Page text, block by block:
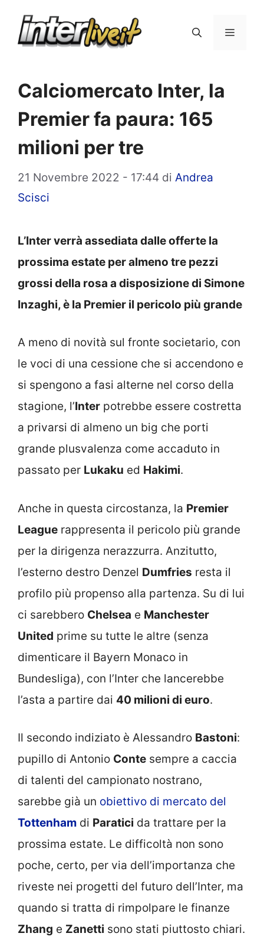
Menu
Calciomercato Inter, la
Premier fa paura: 165
milioni per tre
21 Novembre 2022 - 17:44 di Andrea
Scisci
L’Inter verrà assediata dalle offerte la
prossima estate per almeno tre pezzi
grossi della rosa a disposizione di Simone
Inzaghi, è la Premier il pericolo più grande
A meno di novità sul fronte societario, con
le voci di una cessione che si accendono e
si spengono a fasi alterne nel corso della
stagione, l’Inter potrebbe essere costretta
a privarsi di almeno un big che porti
grande plusvalenza come accaduto in
passato per Lukaku ed Hakimi.
Anche in questa circostanza, la Premier
League rappresenta il pericolo più grande
per la dirigenza nerazzurra. Anzitutto,
l’esterno destro Denzel Dumfries resta il
profilo più propenso alla partenza. Su di lui
ci sarebbero Chelsea e Manchester
United prime su tutte le altre (senza
dimenticare il Bayern Monaco in
Bundesliga), con l’Inter che lancerebbe
l’asta a partire dai 40 milioni di euro.
Il secondo indiziato è Alessandro Bastoni:
pupillo di Antonio Conte sempre a caccia
di talenti del campionato nostrano,
sarebbe già un obiettivo di mercato del
Tottenham di Paratici da trattare per la
prossima estate. Le difficoltà non sono
poche, certo, per via dell’importanza che
riveste nei progetti del futuro dell’Inter, ma
quando si tratta di rimpolpare le finanze
Zhang e Zanetti sono stati piuttosto chiari.